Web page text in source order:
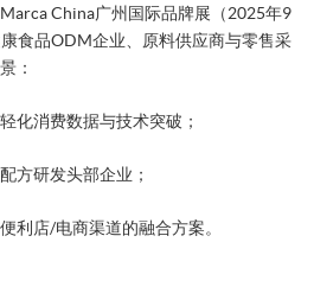
China广州国际品牌展（2025年9
食品ODM企业、原料供应商与零售采
：
化消费数据与技术突破；
方研发头部企业；
利店/电商渠道的融合方案。